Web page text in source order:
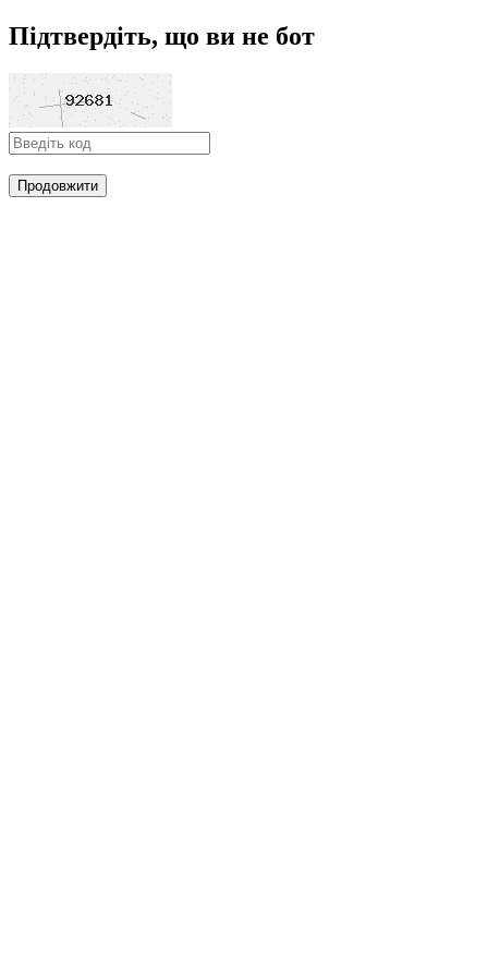
Підтвердіть, що ви не бот
Продовжити